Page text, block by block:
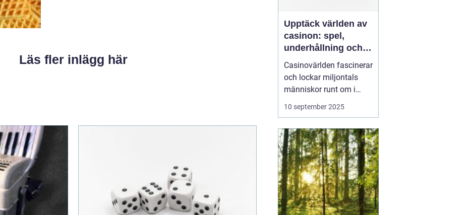
Läs fler inlägg här
Upptäck världen av
casinon: spel,
underhållning och
strategier
Casinovärlden fascinerar
och lockar miljontals
människor runt om i
världen. Från de
glittrande ljusen i Las
spelutbudet online, har
casinon blivit ett nav för
underhållning och
spänning. I ...
10 september 2025